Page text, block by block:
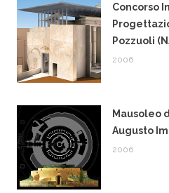
Concorso
Pozzuoli
2006
Mausoleo
Augusto
2006